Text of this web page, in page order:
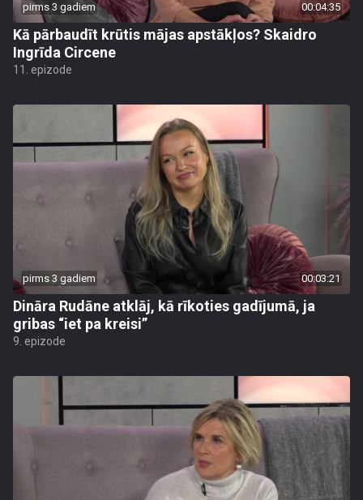
pirms 3 gadiem 00:04:35
Kā pārbaudīt krūtis mājas apstākļos? Skaidro
Ingrīda Circene
11. epizode
pirms 3 gadiem 00:03:21
Dināra Rudāne atklāj, kā rīkoties gadījumā, ja
gribas “iet pa kreisi”
9. epizode